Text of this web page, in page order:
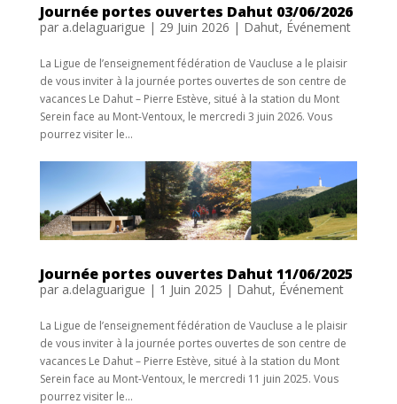
Journée portes ouvertes Dahut 03/06/2026
par a.delaguarigue | 29 Juin 2026 | Dahut, Événement
La Ligue de l’enseignement fédération de Vaucluse a le plaisir
de vous inviter à la journée portes ouvertes de son centre de
vacances Le Dahut – Pierre Estève, situé à la station du Mont
Serein face au Mont-Ventoux, le mercredi 3 juin 2026. Vous
pourrez visiter le...
Journée portes ouvertes Dahut 11/06/2025
par a.delaguarigue | 1 Juin 2025 | Dahut, Événement
La Ligue de l’enseignement fédération de Vaucluse a le plaisir
de vous inviter à la journée portes ouvertes de son centre de
vacances Le Dahut – Pierre Estève, situé à la station du Mont
Serein face au Mont-Ventoux, le mercredi 11 juin 2025. Vous
pourrez visiter le...